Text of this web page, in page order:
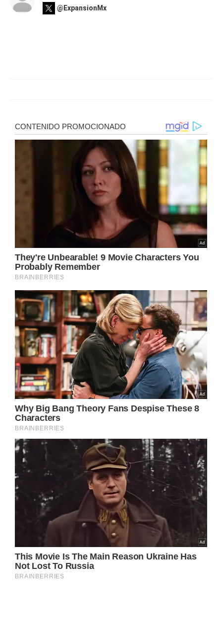
@ExpansionMx